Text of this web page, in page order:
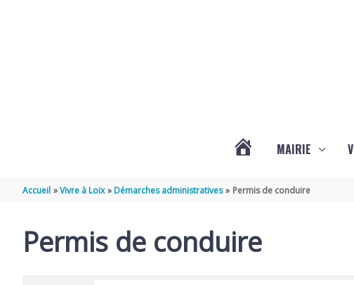
MAIRIE
Accueil Vivre à Loix Démarches administratives Permis de conduire
Permis de conduire